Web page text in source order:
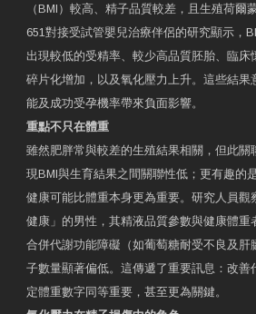
（BMI）較高、精子品質較差，且生殖荷爾
651對接受試管嬰兒治療伴侶的研究顯示，
出現較低的受精率、較少高品質胚胎、臨床
碎片化增加，以及氧化壓力上升。這些結果
能及成功受孕機率帶來負面影響。
重點不只在體重
雖然肥胖常與較差的生殖結果相關，但此關
現BMI與生育結果之間關聯性低；更有趣的
健康可能比體重本身更為重要。研究人員觀
健康」的男性，其精液品質參數與健康體重
合併代謝功能障礙（如葡萄糖耐受不良及肝
子數量顯著偏低。這傳遞了重要訊息：改善
定體重數字同等重要，甚至更為關鍵。